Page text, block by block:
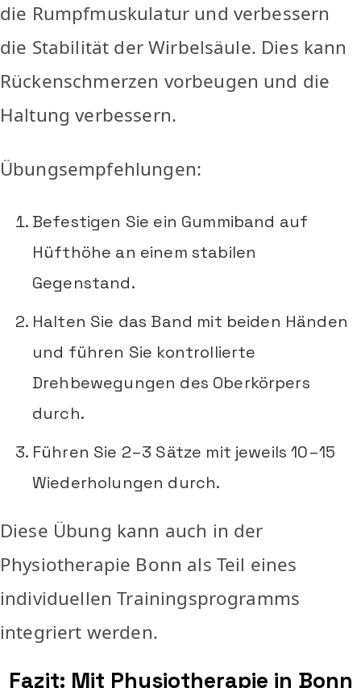
die Rumpfmuskulatur und verbessern
die Stabilität der Wirbelsäule. Dies kann
Rückenschmerzen vorbeugen und die
Haltung verbessern.
Übungsempfehlungen:
Befestigen Sie ein Gummiband auf
Hüfthöhe an einem stabilen
Gegenstand.
Halten Sie das Band mit beiden Händen
und führen Sie kontrollierte
Drehbewegungen des Oberkörpers
durch.
Führen Sie 2–3 Sätze mit jeweils 10–15
Wiederholungen durch.
Diese Übung kann auch in der
Physiotherapie Bonn als Teil eines
individuellen Trainingsprogramms
integriert werden.
Fazit: Mit Physiotherapie in Bonn